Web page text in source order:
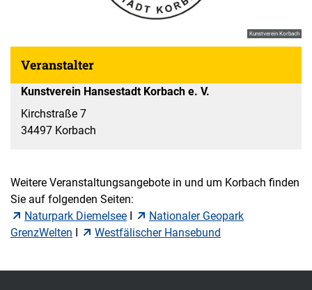
Kunstverein Korbach
Veranstalter
Kunstverein Hansestadt Korbach e. V.
Kirchstraße 7
34497 Korbach
Weitere Veranstaltungsangebote in und um Korbach finden
Sie auf folgenden Seiten:
Naturpark Diemelsee
Nationaler Geopark
GrenzWelten
Westfälischer Hansebund